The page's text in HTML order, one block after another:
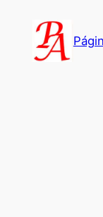
contenido